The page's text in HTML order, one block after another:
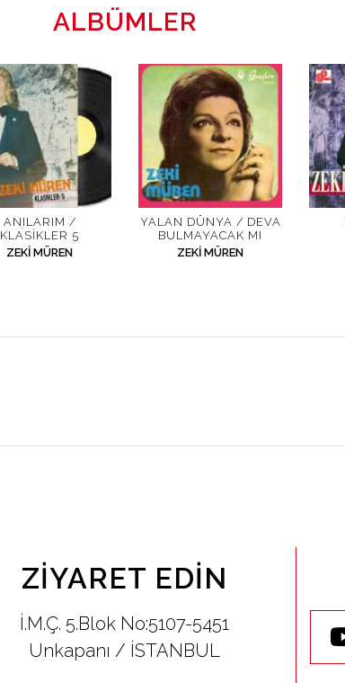
ALBÜMLER
ANILARIM /
KLASIKLER 5
ZEKI MÜREN
YALAN DÜNYA / DEVA
BULMAYACAK MI
ZEKI MÜREN
ZIYARET EDIN
İ.M.Ç. 5.Blok No:5107-5451
Unkapanı / İSTANBUL